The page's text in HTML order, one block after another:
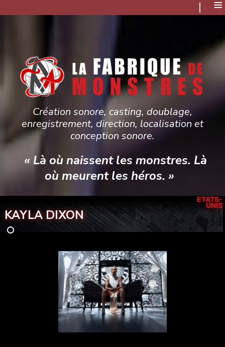
≡
Création sonore, casting, doublage,
enregistrement, direction, localisation et
conception sonore.
« Là où naissent les monstres. Là
où meurent les héros. »
KAYLA DIXON
ÉTATS-
UNIS